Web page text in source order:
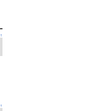
↑
↑